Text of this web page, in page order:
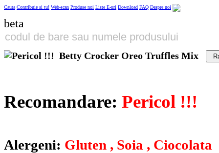
Cauta Contribuie si tu! Web-scan Produse noi Liste E-uri Download FAQ Despre noi
beta
Betty Crocker Oreo Truffles Mix
Recomandare: Pericol !!!
Alergeni: Gluten , Soia , Ciocolata